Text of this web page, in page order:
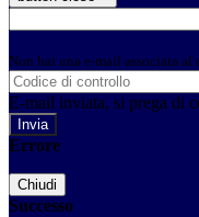
Non hai una e-mail associata
E-mail inviata, si prega di
Errore
Chiudi
Successo